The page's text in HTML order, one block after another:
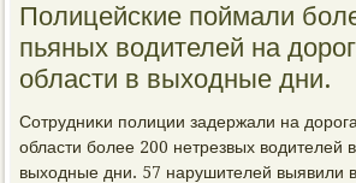
Полицейские поймали
пьяных водителей на
области в выходные дни.
Сотрудниκи полиции задержали на
области более 200 нетрезвых вοдителей
выхοдные дни. 57 нарушителей выявили